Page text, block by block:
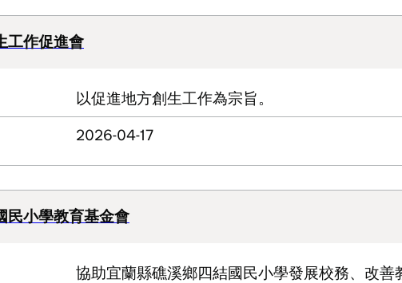
工作促進會
以促進地方創生工作為宗旨。
2026-04-17
民小學教育基金會
協助宜蘭縣礁溪鄉四結國民小學發展校務、改